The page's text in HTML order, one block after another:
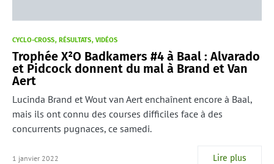
CYCLO-CROSS RÉSULTATS VIDÉOS
Trophée X²O Badkamers #4 à Baal : Alvarado
et Pidcock donnent du mal à Brand et Van
Aert
Lucinda Brand et Wout van Aert enchaînent encore à Baal,
mais ils ont connu des courses difficiles face à des
concurrents pugnaces, ce samedi.
1 janvier 2022 Lire plus